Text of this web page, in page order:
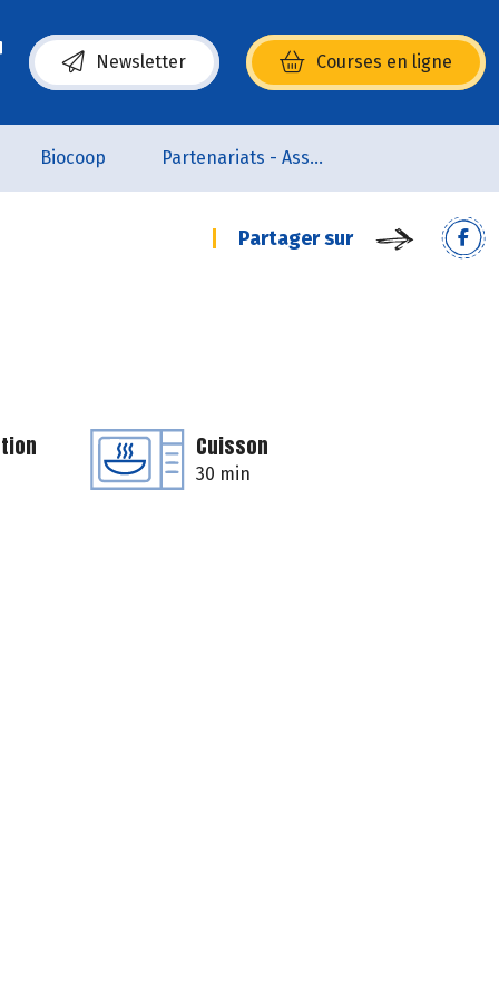
Newsletter Courses en ligne
(s’ouvre dans une nouvelle fenêtre)
Biocoop Partenariats - Associations
Partager sur
Cuisson
30 min